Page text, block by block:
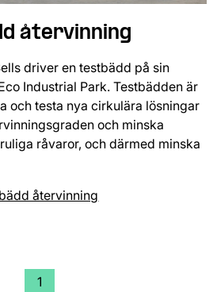
återvinning
driver en testbädd på sin
Industrial Park. Testbädden är
och testa nya cirkulära lösningar
och minska
råvaror, och därmed minska
återvinning
1